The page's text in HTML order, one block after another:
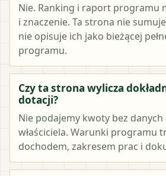
Nie. Ranking i raport programu
i znaczenie. Ta strona nie
nie opisuje ich jako bieżącej
programu.
Czy ta strona wylicza
dotacji?
Nie podajemy kwoty bez
właściciela. Warunki programu
dochodem, zakresem prac i